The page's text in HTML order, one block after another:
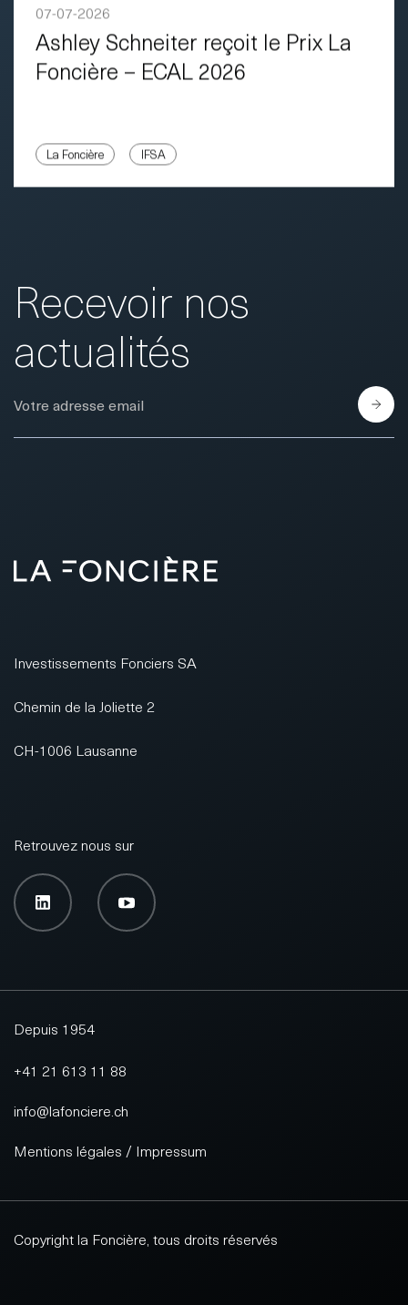
07-07-2026
Ashley Schneiter reçoit le Prix La
Foncière – ECAL 2026
La Foncière IFSA
Recevoir nos
actualités
E-Mail
Investissements Fonciers SA
Chemin de la Joliette 2
CH-1006 Lausanne
Retrouvez nous sur
Depuis 1954
+41 21 613 11 88
info@lafonciere.ch
Mentions légales / Impressum
Copyright la Foncière, tous droits réservés